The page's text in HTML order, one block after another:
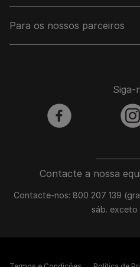
Para os nossos parceiros
Contacte a nossa
Contacte-nos: 800 207 139
sáb.
Siga-
facebook